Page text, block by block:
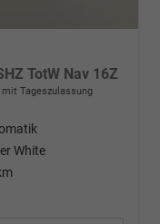
TotW Nav 16Z
mit Tageszulassung
White